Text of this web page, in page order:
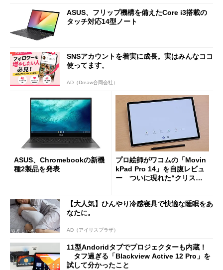
ASUS、フリップ機構を備えたCore i3搭載の
タッチ対応14型ノート
SNSアカウントを着実に成長。実はみんなココ
使ってます。
AD（Dreaw合同会社）
ASUS、Chromebookの新機
種2製品を発表
プロ絵師がワコムの「Movin
kPad Pro 14」を自腹レビュ
ー ついに現れた“クリスタ
【大人気】ひんやり冷感寝具で快適な睡眠をあ
なたに。
AD（アイリスプラザ）
11型Andoridタブでプロジェクターも内蔵！
タフ過ぎる「Blackview Active 12 Pro」を
試して分かったこと